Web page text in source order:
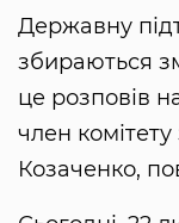
Державну
збираються
це розповів
член
Козаченко,